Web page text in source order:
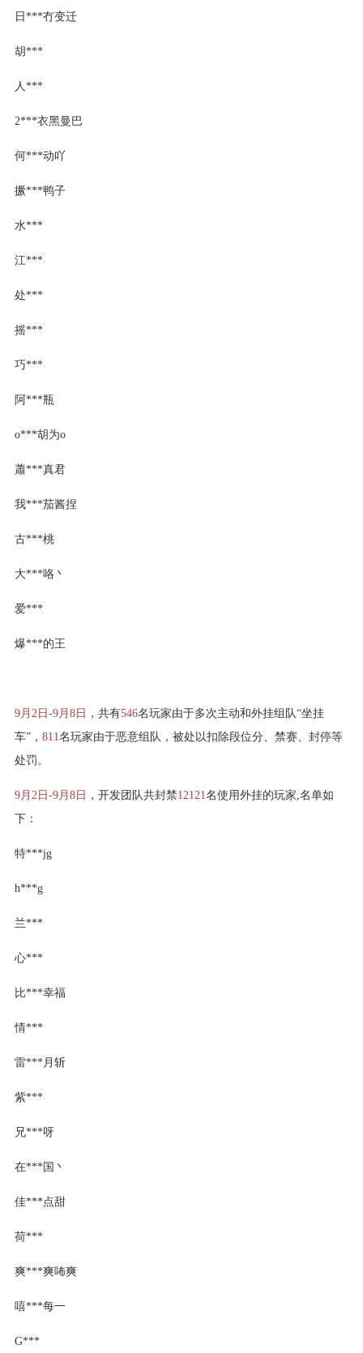
日***冇变迁
胡***
人***
2***衣黑曼巴
何***动吖
撅***鸭子
水***
江***
处***
摇***
巧***
阿***瓶
o***胡为o
蕭***真君
我***茄酱捏
古***桃
大***咯丶
爱***
爆***的王
9月2日-9月8日 ，共有546名玩家由于多次主动和外挂组队“坐挂
车”， 811名玩家由于恶意组队，被处以扣除段位分、禁赛、封停等
处罚。
9月2日-9月8日 ，开发团队共封禁12121名使用外挂的玩家,名单如
下：
特***jg
h***g
兰***
心***
比***幸福
情***
雷***月斩
紫***
兄***呀
在***国丶
佳***点甜
荷***
爽***爽咘爽
嘻***每一
G***